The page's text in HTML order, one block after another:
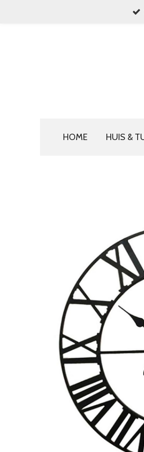
HOME HUIS &